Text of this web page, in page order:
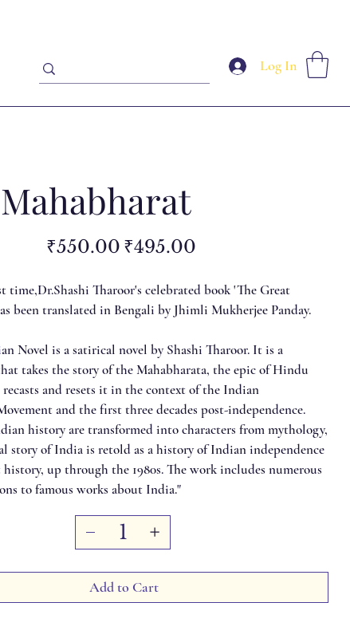
Log In
Original
price
₹550.00
Sale
price
₹495.00
time,Dr.Shashi Tharoor's celebrated book 'The Great
been translated in Bengali by Jhimli Mukherjee Panday.
Novel is a satirical novel by Shashi Tharoor. It is a
takes the story of the Mahabharata, the epic of Hindu
and resets it in the context of the Indian
and the first three decades post-independence.
history are transformed into characters from mythology,
story of India is retold as a history of Indian independence
history, up through the 1980s. The work includes numerous
to famous works about India."
Add to Cart